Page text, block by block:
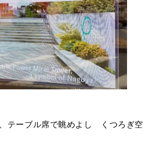
テーブル席で眺めよし くつろぎ空